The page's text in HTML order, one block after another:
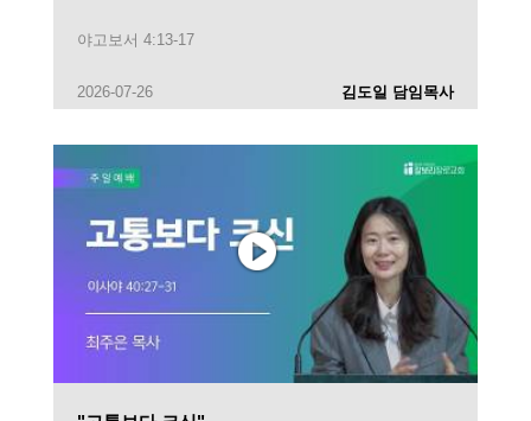
야고보서 4:13-17
2026-07-26 김도일 담임목사